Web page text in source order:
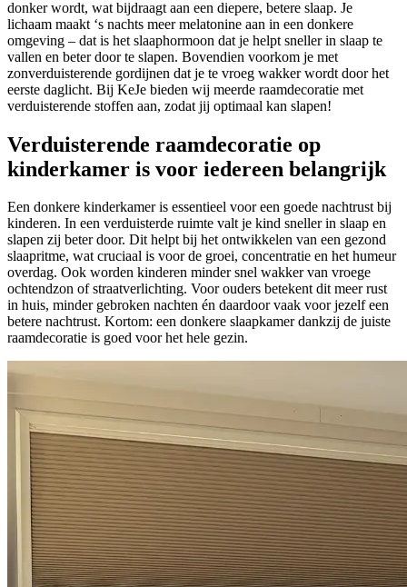
donker wordt, wat bijdraagt aan een diepere, betere slaap. Je
lichaam maakt ‘s nachts meer melatonine aan in een donkere
omgeving – dat is het slaaphormoon dat je helpt sneller in slaap te
vallen en beter door te slapen. Bovendien voorkom je met
zonverduisterende gordijnen dat je te vroeg wakker wordt door het
eerste daglicht. Bij KeJe bieden wij meerde raamdecoratie met
verduisterende stoffen aan, zodat jij optimaal kan slapen!
Verduisterende raamdecoratie op
kinderkamer is voor iedereen belangrijk
Een donkere kinderkamer is essentieel voor een goede nachtrust bij
kinderen. In een verduisterde ruimte valt je kind sneller in slaap en
slapen zij beter door. Dit helpt bij het ontwikkelen van een gezond
slaapritme, wat cruciaal is voor de groei, concentratie en het humeur
overdag. Ook worden kinderen minder snel wakker van vroege
ochtendzon of straatverlichting. Voor ouders betekent dit meer rust
in huis, minder gebroken nachten én daardoor vaak voor jezelf een
betere nachtrust. Kortom: een donkere slaapkamer dankzij de juiste
raamdecoratie is goed voor het hele gezin.